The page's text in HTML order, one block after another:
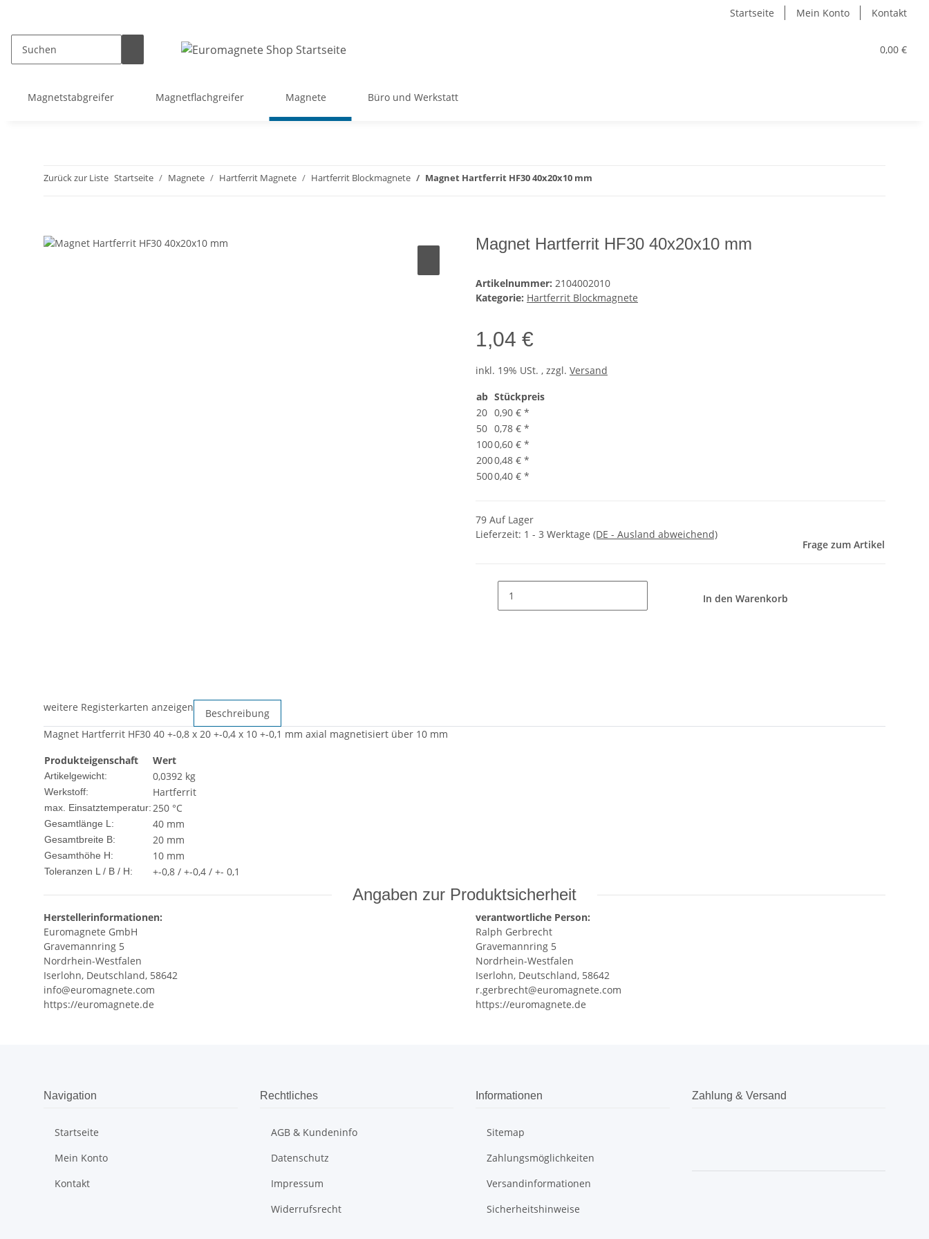
Startseite Mein Konto Kontakt
0,00 €
Magnetstabgreifer Magnetflachgreifer Magnete Büro und Werkstatt
Zurück zur Liste Startseite Magnete Hartferrit Magnete Hartferrit Blockmagnete Magnet Hartferrit HF30 40x20x10 mm
Magnet Hartferrit HF30 40x20x10 mm
Artikelnummer: 2104002010
Kategorie: Hartferrit Blockmagnete
1,04 €
inkl. 19% USt. , zzgl. Versand
ab Stückpreis
20 0,90 € *
50 0,78 € *
1000,60 € *
2000,48 € *
5000,40 € *
79 Auf Lager
Lieferzeit: 1 - 3 Werktage (DE - Ausland abweichend)
Frage zum Artikel
In den Warenkorb
weitere Registerkarten anzeigen
Beschreibung
Magnet Hartferrit HF30 40 +-0,8 x 20 +-0,4 x 10 +-0,1 mm axial magnetisiert über 10 mm
Produkteigenschaft
Wert
Artikelgewicht: 0,0392 kg
Werkstoff: Hartferrit
max. Einsatztemperatur:250 °C
Gesamtlänge L: 40 mm
Gesamtbreite B: 20 mm
Gesamthöhe H: 10 mm
Toleranzen L / B / H: +-0,8 / +-0,4 / +- 0,1
Angaben zur Produktsicherheit
Herstellerinformationen:
Euromagnete GmbH
Gravemannring 5
Nordrhein-Westfalen
Iserlohn, Deutschland, 58642
info@euromagnete.com
https://euromagnete.de
verantwortliche Person:
Ralph Gerbrecht
Gravemannring 5
Nordrhein-Westfalen
Iserlohn, Deutschland, 58642
r.gerbrecht@euromagnete.com
https://euromagnete.de
Navigation
Startseite
Mein Konto
Kontakt
Rechtliches
AGB & Kundeninfo
Datenschutz
Impressum
Widerrufsrecht
Informationen
Sitemap
Zahlungsmöglichkeiten
Versandinformationen
Sicherheitshinweise
Zahlung & Versand